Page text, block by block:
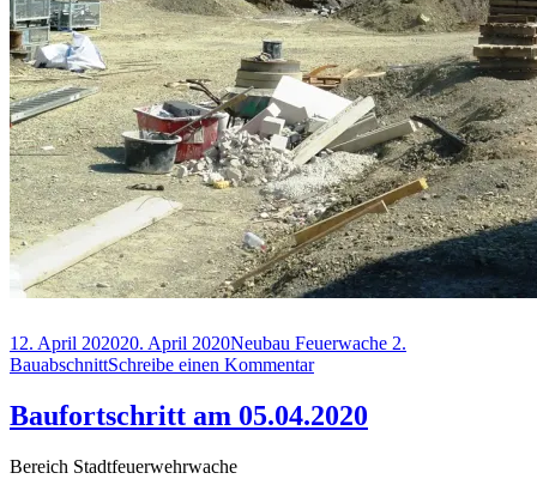
Veröffentlicht
am
12. April 202020. April 2020Kategorien
Neubau Feuerwache 2.
BauabschnittSchreibe einen Kommentarzu
am
12.04.2020
Baufortschritt am 05.04.2020
Bereich Stadtfeuerwehrwache